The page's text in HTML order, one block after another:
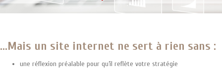
...Mais un site internet ne sert à rien sans :
une réflexion préalable pour qu’il reflète votre stratégie